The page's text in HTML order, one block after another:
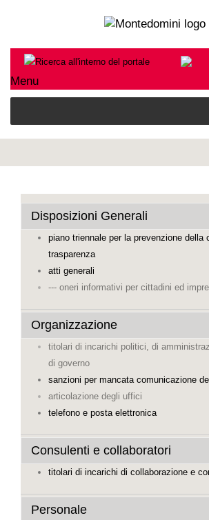
Menu
Disposizioni Generali
piano triennale per la prevenzione della
trasparenza
atti generali
--- oneri informativi per cittadini ed
Organizzazione
titolari di incarichi politici, di
di governo
sanzioni per mancata comunicazione
articolazione degli uffici
telefono e posta elettronica
Consulenti e collaboratori
titolari di incarichi di collaborazione e
Personale